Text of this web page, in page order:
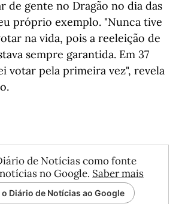
de gente no Dragão no dia das
próprio exemplo. "Nunca tive
na vida, pois a reeleição de
sempre garantida. Em 37
votar pela primeira vez", revela
de Notícias como fonte
no Google. Saber mais
Diário de Notícias ao Google